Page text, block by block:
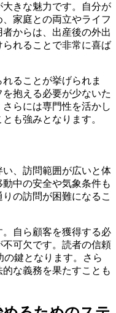
きな魅力です。自分が
家庭との両立やライフ
からは、出産後の外出
れることで非常に喜ば
ることが挙げられま
抱える必要が少ないた
らには専門性を活かし
も強みとなります。
、訪問範囲が広いと体
中の安全や気象条件も
の訪問が困難になるこ
自ら顧客を獲得する必
可欠です。読者の信頼
鍵となります。さら
な義務を果たすことも